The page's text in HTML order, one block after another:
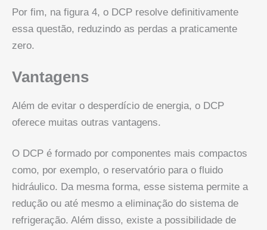
Por fim, na figura 4, o DCP resolve definitivamente
essa questão, reduzindo as perdas a praticamente
zero.
Vantagens
Além de evitar o desperdício de energia, o DCP
oferece muitas outras vantagens.
O DCP é formado por componentes mais compactos
como, por exemplo, o reservatório para o fluido
hidráulico. Da mesma forma, esse sistema permite a
redução ou até mesmo a eliminação do sistema de
refrigeração. Além disso, existe a possibilidade de